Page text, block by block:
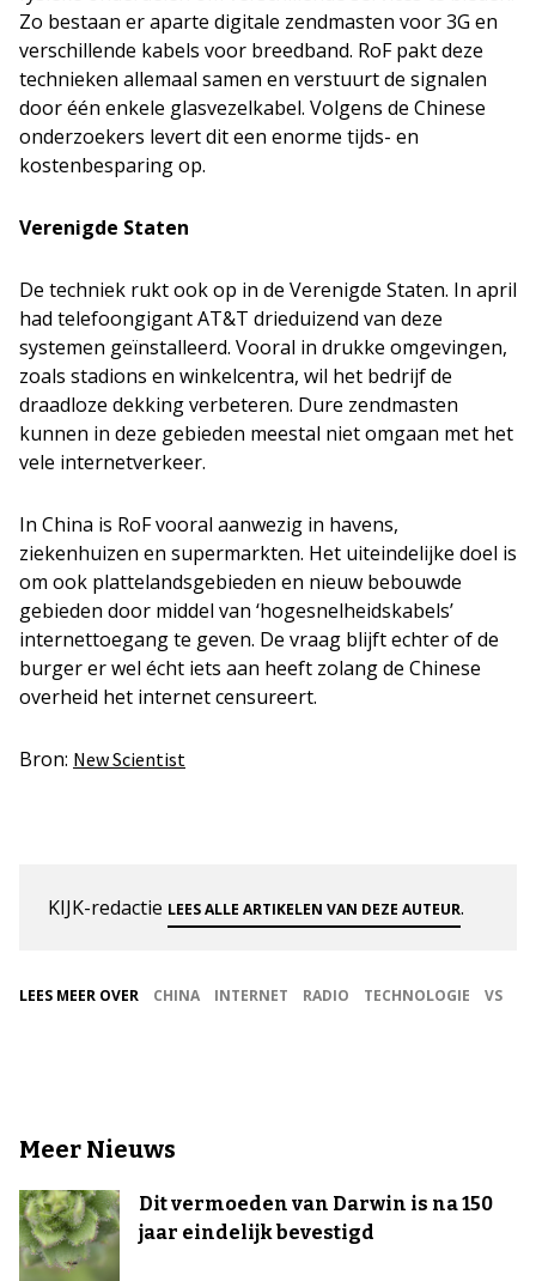
Zo bestaan er aparte digitale zendmasten voor 3G en
verschillende kabels voor breedband. RoF pakt deze
technieken allemaal samen en verstuurt de signalen
door één enkele glasvezelkabel. Volgens de Chinese
onderzoekers levert dit een enorme tijds- en
kostenbesparing op.
Verenigde Staten
De techniek rukt ook op in de Verenigde Staten. In april
had telefoongigant AT&T drieduizend van deze
systemen geïnstalleerd. Vooral in drukke omgevingen,
zoals stadions en winkelcentra, wil het bedrijf de
draadloze dekking verbeteren. Dure zendmasten
kunnen in deze gebieden meestal niet omgaan met het
vele internetverkeer.
In China is RoF vooral aanwezig in havens,
ziekenhuizen en supermarkten. Het uiteindelijke doel is
om ook plattelandsgebieden en nieuw bebouwde
gebieden door middel van ‘hogesnelheidskabels’
internettoegang te geven. De vraag blijft echter of de
burger er wel écht iets aan heeft zolang de Chinese
overheid het internet censureert.
Bron: New Scientist
KIJK-redactie LEES ALLE ARTIKELEN VAN DEZE AUTEUR.
LEES MEER OVER CHINA INTERNET RADIO TECHNOLOGIE VS
Meer Nieuws
Dit vermoeden van Darwin is na 150
jaar eindelijk bevestigd